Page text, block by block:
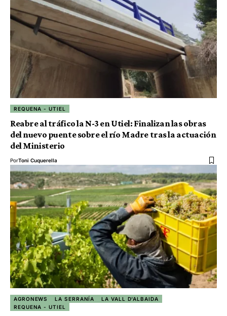
REQUENA - UTIEL
Reabre al tráfico la N-3 en Utiel: Finalizan las obras
del nuevo puente sobre el río Madre tras la actuación
del Ministerio
PorToni Cuquerella
AGRONEWS LA SERRANÍA
LA VALL D'ALBAIDA
REQUENA - UTIEL